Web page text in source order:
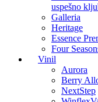
uspešno
Galleria
Heritage
Essence
Four
Vinil
Aurora
Berry
NextStep